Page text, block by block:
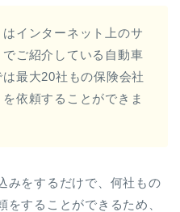
インターネット上のサ
ご紹介している自動車
最大20社もの保険会社
依頼することができま
みをするだけで、何社もの
することができるため、